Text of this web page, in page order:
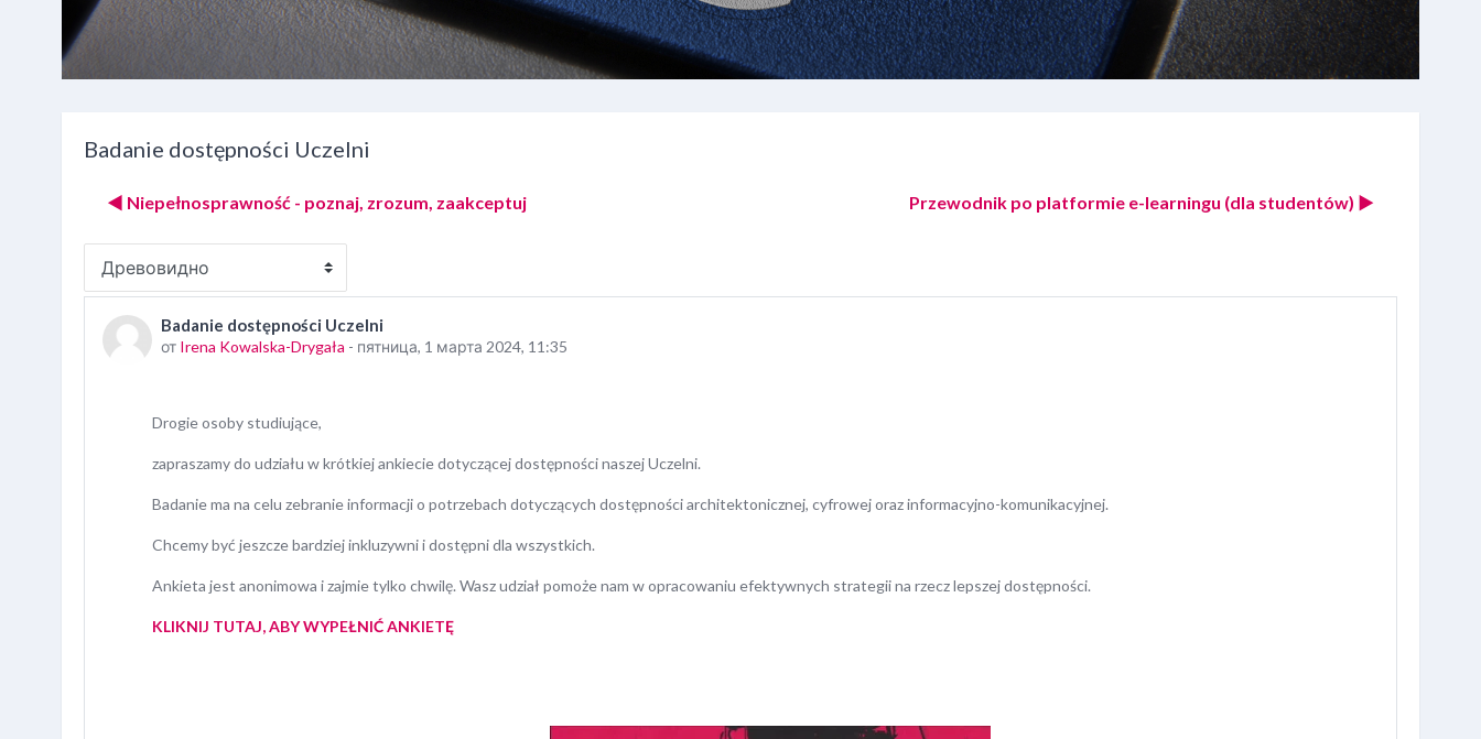
Badanie dostępności Uczelni
◀︎ Niepełnosprawność - poznaj, zrozum, zaakceptuj Przewodnik po platformie e-learningu (dla studentów) ▶︎
Badanie dostępności Uczelni
от Irena Kowalska-Drygała - пятница, 1 марта 2024, 11:35
Количество ответов: 0
Drogie osoby studiujące,
zapraszamy do udziału w krótkiej ankiecie dotyczącej dostępności naszej Uczelni.
Badanie ma na celu zebranie informacji o potrzebach dotyczących dostępności architektonicznej, cyfrowej oraz informacyjno-komunikacyjnej.
Chcemy być jeszcze bardziej inkluzywni i dostępni dla wszystkich.
Ankieta jest anonimowa i zajmie tylko chwilę. Wasz udział pomoże nam w opracowaniu efektywnych strategii na rzecz lepszej dostępności.
KLIKNIJ TUTAJ, ABY WYPEŁNIĆ ANKIETĘ